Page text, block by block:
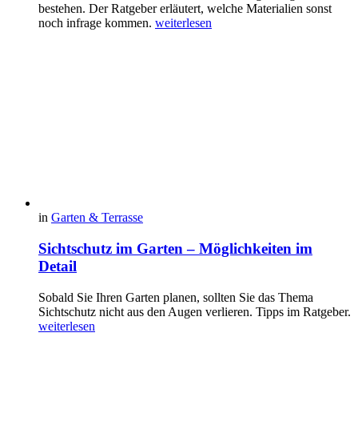
bestehen. Der Ratgeber erläutert, welche Materialien sonst
noch infrage kommen. weiterlesen
in Garten & Terrasse
Sichtschutz im Garten – Möglichkeiten im
Detail
Sobald Sie Ihren Garten planen, sollten Sie das Thema
Sichtschutz nicht aus den Augen verlieren. Tipps im Ratgeber.
weiterlesen